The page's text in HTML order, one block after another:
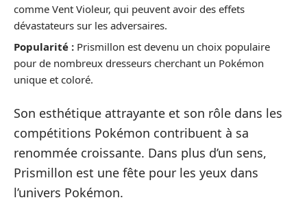
comme Vent Violeur, qui peuvent avoir des effets
dévastateurs sur les adversaires.
Popularité : Prismillon est devenu un choix populaire
pour de nombreux dresseurs cherchant un Pokémon
unique et coloré.
Son esthétique attrayante et son rôle dans les
compétitions Pokémon contribuent à sa
renommée croissante. Dans plus d’un sens,
Prismillon est une fête pour les yeux dans
l’univers Pokémon.